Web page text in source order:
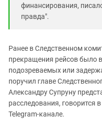
финансирования,
правда".
Ранее в Следственном
прекращения рейсов было
подозреваемых или
поручил главе
Александру Супруну
расследования, говорится
Telegram-канале.